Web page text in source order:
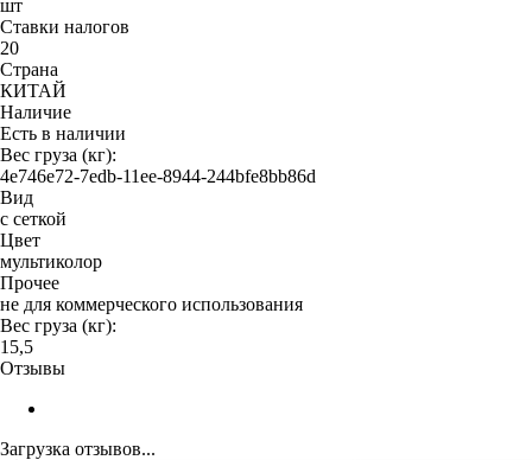
шт
Ставки налогов
20
Страна
КИТАЙ
Наличие
Есть в наличии
Вес груза (кг):
4e746e72-7edb-11ee-8944-244bfe8bb86d
Вид
с сеткой
Цвет
мультиколор
Прочее
не для коммерческого использования
Вес груза (кг):
15,5
Отзывы
Загрузка отзывов...